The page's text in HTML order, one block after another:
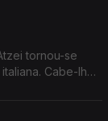
tornou-se
Cabe-lhe